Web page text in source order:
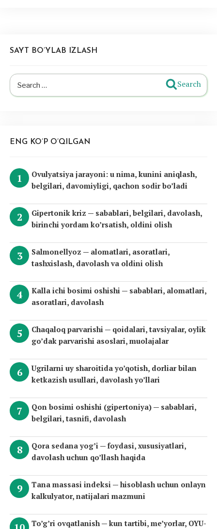
SAYT BO’YLAB IZLASH
Search
for:
Search
ENG KO’P O’QILGAN
Ovulyatsiya jarayoni: u nima, kunini aniqlash,
belgilari, davomiyligi, qachon sodir bo’ladi
Gipertonik kriz — sabablari, belgilari, davolash,
birinchi yordam ko’rsatish, oldini olish
Salmonellyoz — alomatlari, asoratlari,
tashxislash, davolash va oldini olish
Kalla ichi bosimi oshishi — sabablari, alomatlari,
asoratlari, davolash
Chaqaloq parvarishi — qoidalari, tavsiyalar, oylik
go’dak parvarishi asoslari, muolajalar
Ugrilarni uy sharoitida yo’qotish, dorliar bilan
ketkazish usullari, davolash yo’llari
Qon bosimi oshishi (gipertoniya) — sabablari,
belgilari, tasnifi, davolash
Qora sedana yog’i — foydasi, xususiyatlari,
davolash uchun qo’llash haqida
Tana massasi indeksi — hisoblash uchun onlayn
kalkulyator, natijalari mazmuni
To’g’ri ovqatlanish — kun tartibi, me’yorlar, OYU-